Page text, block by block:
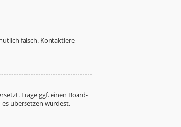
falsch. Kontaktiere
Frage ggf. einen Board-
übersetzen würdest.